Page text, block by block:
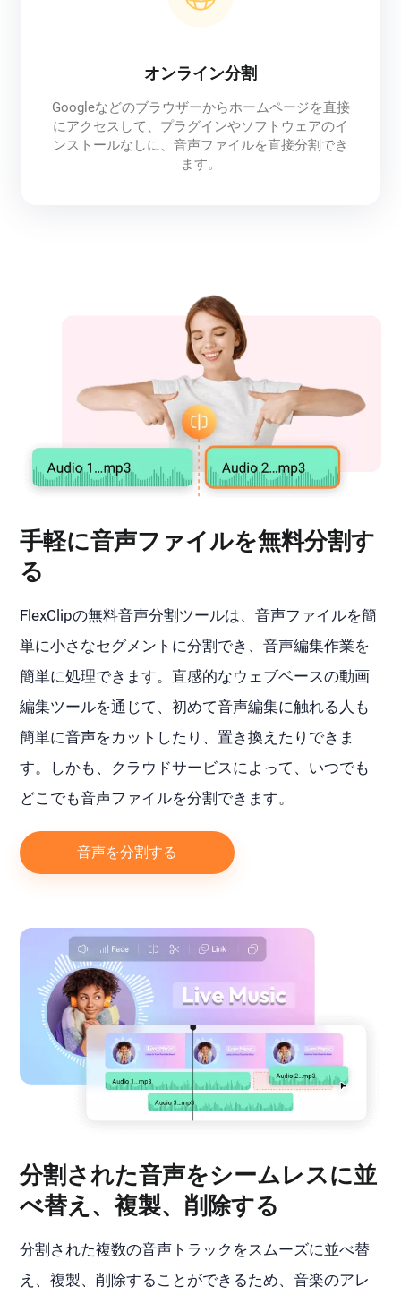
オンライン分割
Googleなどのブラウザーからホームページを直接
にアクセスして、プラグインやソフトウェアのイ
ンストールなしに、音声ファイルを直接分割でき
ます。
手軽に音声ファイルを無料分割す
る
FlexClipの無料音声分割ツールは、音声ファイルを簡
単に小さなセグメントに分割でき、音声編集作業を
簡単に処理できます。直感的なウェブベースの動画
編集ツールを通じて、初めて音声編集に触れる人も
簡単に音声をカットしたり、置き換えたりできま
す。しかも、クラウドサービスによって、いつでも
どこでも音声ファイルを分割できます。
音声を分割する
分割された音声をシームレスに並
べ替え、複製、削除する
分割された複数の音声トラックをスムーズに並べ替
え、複製、削除することができるため、音楽のアレ